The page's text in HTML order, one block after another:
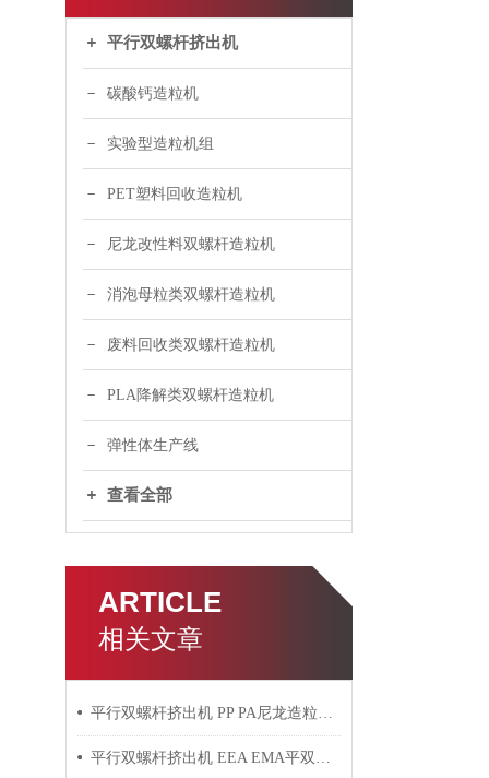
平行双螺杆挤出机
碳酸钙造粒机
实验型造粒机组
PET塑料回收造粒机
尼龙改性料双螺杆造粒机
消泡母粒类双螺杆造粒机
废料回收类双螺杆造粒机
PLA降解类双螺杆造粒机
弹性体生产线
查看全部
ARTICLE
相关文章
平行双螺杆挤出机 PP PA尼龙造粒机技术参数
平行双螺杆挤出机 EEA EMA平双挤出机 双螺杆挤出机技术参数